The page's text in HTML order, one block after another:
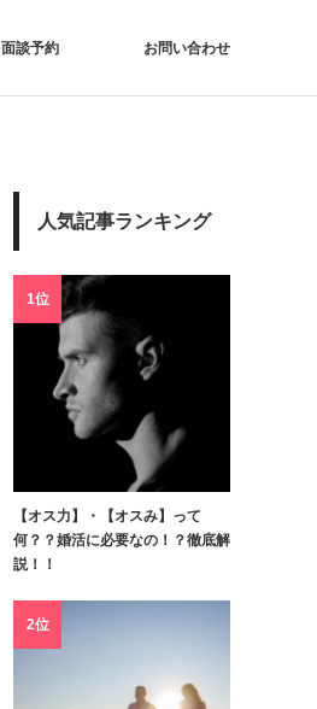
面談予約 お問い合わせ
人気記事ランキング
1位
【オス力】・【オスみ】って
何？？婚活に必要なの！？徹底解
説！！
2位